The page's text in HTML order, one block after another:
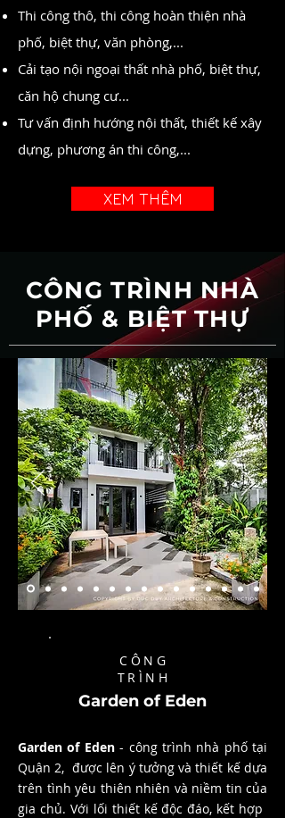
Thi công thô, thi công hoàn thiện nhà
phố, biệt thự, văn phòng,...
Cải tạo nội ngoại thất nhà phố, biệt thự,
căn hộ chung cư...
Tư vấn định hướng nội thất, thiết kế xây
dựng, phương án thi công,...
XEM THÊM
CÔNG TRÌNH NHÀ
PHỐ & BIỆT THỰ
CÔNG
TRÌNH
Garden of Eden
Garden of Eden- công trình nhà phố tại
Quận 2, được lên ý tưởng và thiết kế dựa
trên tình yêu thiên nhiên và niềm tin của
gia chủ. Với lối thiết kế độc đáo, kết hợp ​